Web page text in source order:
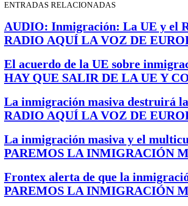
ENTRADAS RELACIONADAS
AUDIO: Inmigración: La UE y el
RADIO AQUÍ LA VOZ DE
El acuerdo de la UE sobre
HAY QUE SALIR DE LA UE Y
La inmigración masiva destruirá
RADIO AQUÍ LA VOZ DE
La inmigración masiva y el
PAREMOS LA INMIGRACIÓN
Frontex alerta de que la
PAREMOS LA INMIGRACIÓN